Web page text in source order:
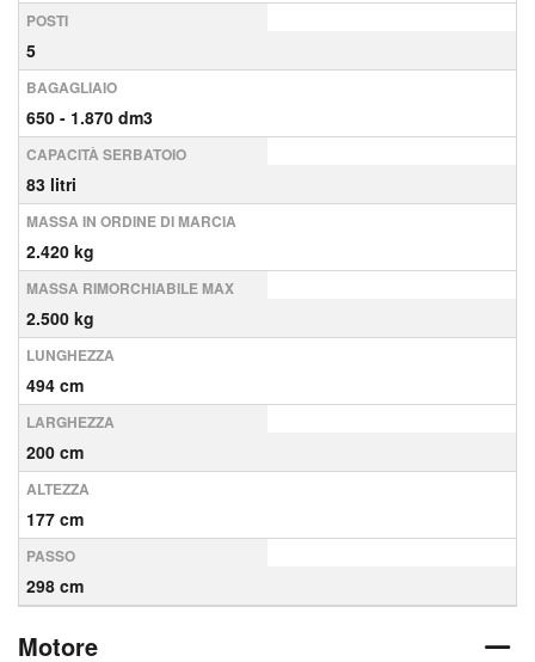
POSTI
5
BAGAGLIAIO
650 - 1.870 dm3
CAPACITÀ SERBATOIO
83 litri
MASSA IN ORDINE DI MARCIA
2.420 kg
MASSA RIMORCHIABILE MAX
2.500 kg
LUNGHEZZA
494 cm
LARGHEZZA
200 cm
ALTEZZA
177 cm
PASSO
298 cm
Motore